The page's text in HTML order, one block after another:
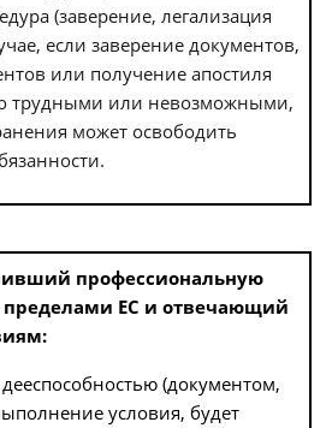
(заверение, легализация
если заверение документов,
или получение апостиля
трудными или невозможными,
может освободить
профессиональную
ЕС и отвечающий
(документом,
условия, будет